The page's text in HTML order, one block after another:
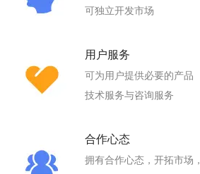
可独立开发市场
用户服务
可为用户提供必要的产品
技术服务与咨询服务
合作心态
拥有合作心态，开拓市场，